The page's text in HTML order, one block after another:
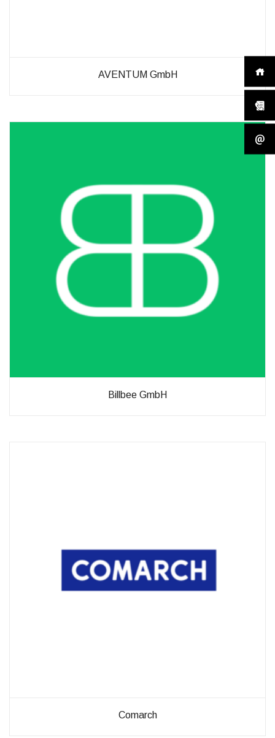
AVENTUM GmbH
Billbee GmbH
Comarch